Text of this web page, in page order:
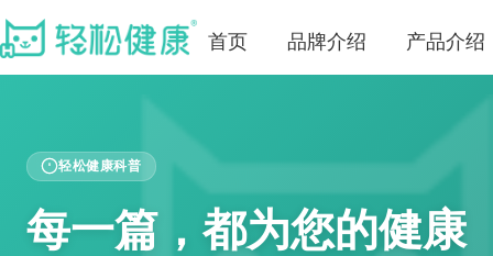
首页 品牌介绍 产品介绍
轻松健康科普
每一篇，都为您的健康